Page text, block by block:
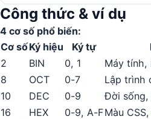
Công thức & ví dụ
4 cơ số phổ biến:
Cơ sốKý hiệu Ký tự
2
BIN 0, 1
Máy tính,
8
OCT 0-7
Lập trình
10
DEC 0-9
Đời sống,
16
HEX 0-9, A-FMàu